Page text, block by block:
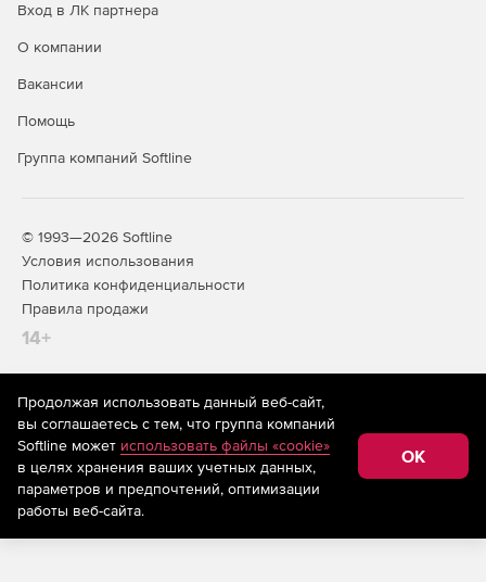
Вход в ЛК партнера
О компании
Вакансии
Помощь
Группа компаний Softline
© 1993—2026 Softline
Условия использования
Политика конфиденциальности
Правила продажи
14+
На информационном ресурсе store.softline.ru применяются
рекомендательные технологии(информационные технологии
предоставления информации на основе сбора,
систематизации и анализа сведений, относящихся к
предпочтениям пользователей сети «Интернет»,
находящихся на территории Российской Федерации)
Продолжая использовать данный веб-сайт,
вы соглашаетесь с тем, что группа компаний
Softline может использовать файлы «cookie»
в целях хранения ваших учетных данных,
параметров и предпочтений, оптимизации
работы веб-сайта.
OK